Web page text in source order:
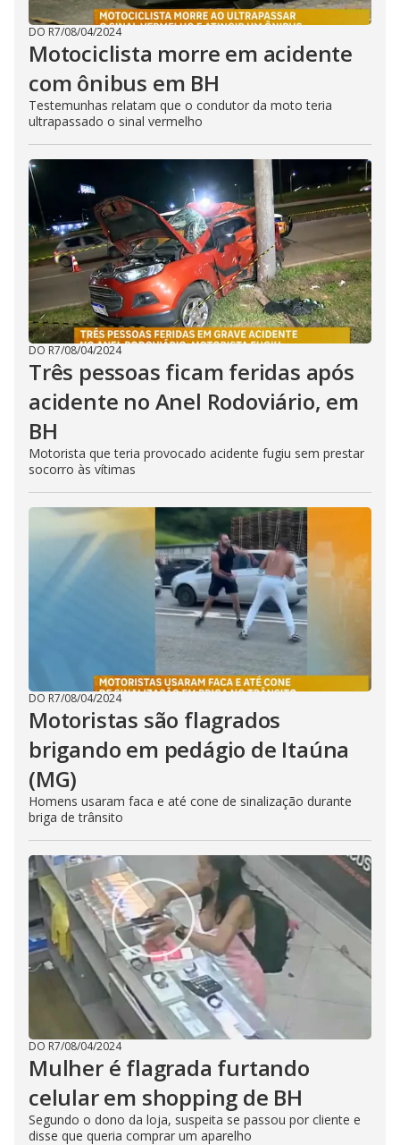
DO R7/08/04/2024
Motociclista morre em acidente
com ônibus em BH
Testemunhas relatam que o condutor da moto teria
ultrapassado o sinal vermelho
DO R7/08/04/2024
Três pessoas ficam feridas após
acidente no Anel Rodoviário, em
BH
Motorista que teria provocado acidente fugiu sem prestar
socorro às vítimas
DO R7/08/04/2024
Motoristas são flagrados
brigando em pedágio de Itaúna
(MG)
Homens usaram faca e até cone de sinalização durante
briga de trânsito
DO R7/08/04/2024
Mulher é flagrada furtando
celular em shopping de BH
Segundo o dono da loja, suspeita se passou por cliente e
disse que queria comprar um aparelho